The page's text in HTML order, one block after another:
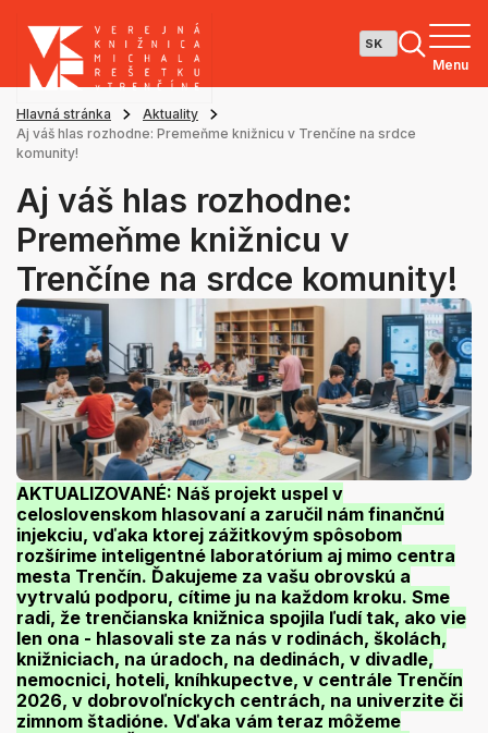
Menu
Hlavná stránka
Aktuality
Aj váš hlas rozhodne: Premeňme knižnicu v Trenčíne na srdce
komunity!
Aj váš hlas rozhodne:
Premeňme knižnicu v
Trenčíne na srdce komunity!
AKTUALIZOVANÉ: Náš projekt uspel v
celoslovenskom hlasovaní a zaručil nám finančnú
injekciu, vďaka ktorej zážitkovým spôsobom
rozšírime inteligentné laboratórium aj mimo centra
mesta Trenčín. Ďakujeme za vašu obrovskú a
vytrvalú podporu, cítime ju na každom kroku. Sme
radi, že trenčianska knižnica spojila ľudí tak, ako vie
len ona - hlasovali ste za nás v rodinách, školách,
knižniciach, na úradoch, na dedinách, v divadle,
nemocnici, hoteli, kníhkupectve, v centrále Trenčín
2026, v dobrovoľníckych centrách, na univerzite či
zimnom štadióne. Vďaka vám teraz môžeme